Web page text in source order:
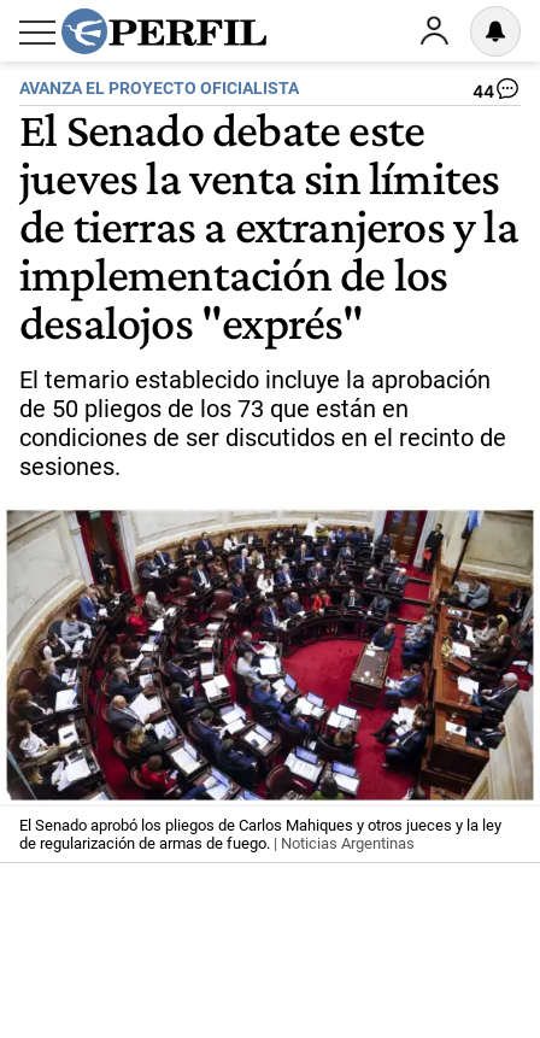
AVANZA EL PROYECTO OFICIALISTA 44
El Senado debate este
jueves la venta sin límites
de tierras a extranjeros y la
implementación de los
desalojos "exprés"
El temario establecido incluye la aprobación
de 50 pliegos de los 73 que están en
condiciones de ser discutidos en el recinto de
sesiones.
El Senado aprobó los pliegos de Carlos Mahiques y otros jueces y la ley
de regularización de armas de fuego. | Noticias Argentinas